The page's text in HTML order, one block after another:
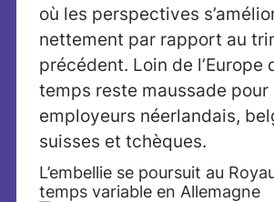
où les perspectives
nettement par rapport au
précédent. Loin de l’Europe
temps reste maussade pour
employeurs néerlandais,
suisses et tchèques.
L’embellie se poursuit au
temps variable en Allemagne